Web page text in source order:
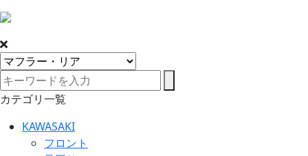
カテゴリ一覧
KAWASAKI
フロント